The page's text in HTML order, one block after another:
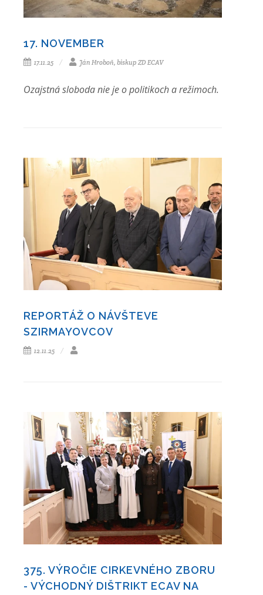
17. NOVEMBER
17.11.25 Ján Hroboň, biskup ZD ECAV
Ozajstná sloboda nie je o politikoch a režimoch.
REPORTÁŽ O NÁVŠTEVE
SZIRMAYOVCOV
12.11.25
375. VÝROČIE CIRKEVNÉHO ZBORU
- VÝCHODNÝ DIŠTRIKT ECAV NA